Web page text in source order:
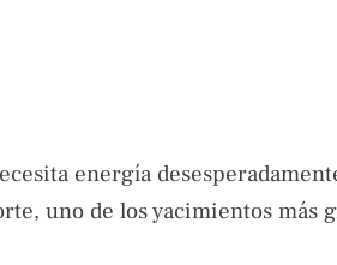
energía
uno de los yacimientos más